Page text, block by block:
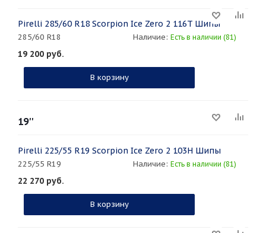
Pirelli 285/60 R18 Scorpion Ice Zero 2 116T Шипы
285/60 R18 Наличие: Есть в наличии (81)
19 200 руб.
В корзину
19''
Pirelli 225/55 R19 Scorpion Ice Zero 2 103H Шипы
225/55 R19 Наличие: Есть в наличии (81)
22 270 руб.
В корзину